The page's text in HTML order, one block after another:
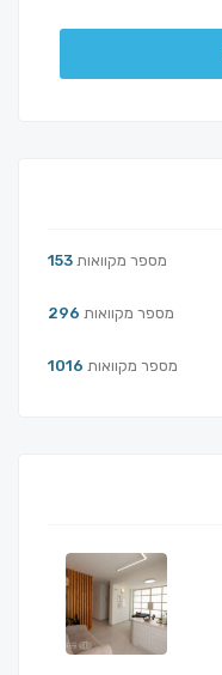
153 מספר מקוואות
296 מספר מקוואות
1016 מספר מקוואות